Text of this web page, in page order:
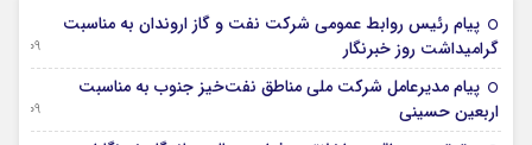
پیام رئیس روابط عمومی شركت نفت و گاز اروندان به مناسبت
گرامیداشت روز خبرنگار
09 آگوست 2026
پیام مدیرعامل شركت ملی مناطق نفت‌خیز جنوب به مناسبت
اربعین حسینی
09 آگوست 2026